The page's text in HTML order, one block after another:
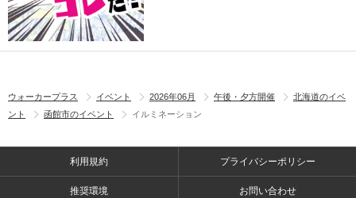
ウォーカープラス イベント 2026年06月 午後・夕方開催
北海道のイベ
ント
函館市のイベント イルミネーション
利用規約 プライバシーポリシー
推奨環境 お問い合わせ